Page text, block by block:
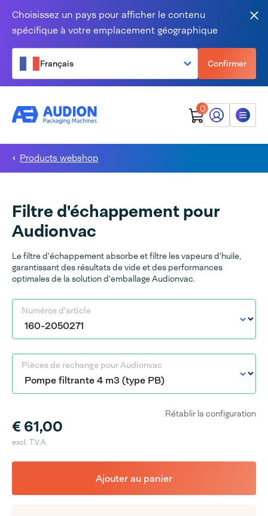
Choisissez un pays pour afficher le contenu
spécifique à votre emplacement géographique
Français Confirmer
0
Mon Audion
Menu
Products webshop
Filtre d'échappement pour
Audionvac
Le filtre d'échappement absorbe et filtre les vapeurs d'huile,
garantissant des résultats de vide et des performances
optimales de la solution d'emballage Audionvac.
Numéros d'article
Pièces de rechange pour Audionvac
€ 61,00
excl. T.V.A.
Rétablir la configuration
Ajouter au panier